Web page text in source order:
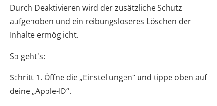
Durch Deaktivieren wird der zusätzliche Schutz
aufgehoben und ein reibungsloseres Löschen der
Inhalte ermöglicht.
So geht's:
Schritt 1. Öffne die „Einstellungen“ und tippe oben auf
deine „Apple-ID“.